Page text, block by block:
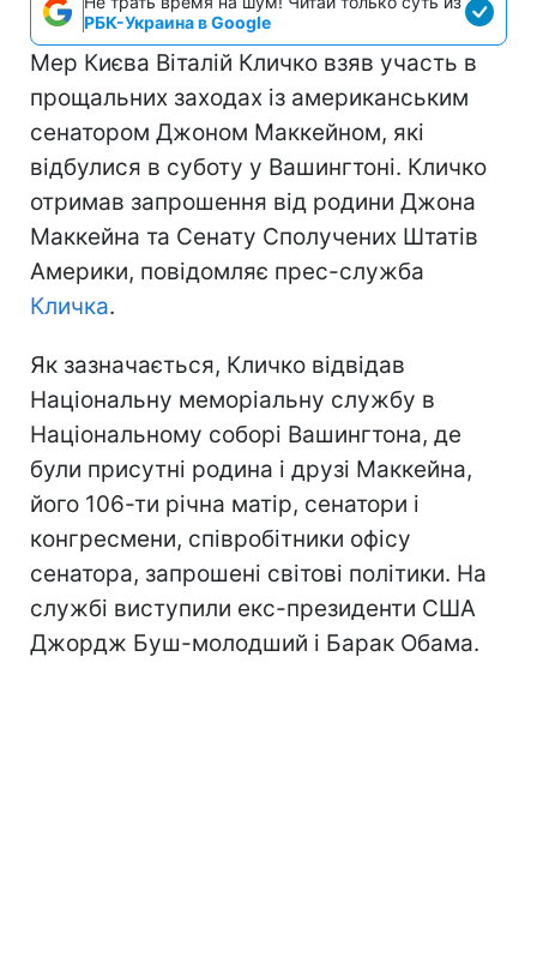
РБК-Украина в Google
Мер Києва Віталій Кличко взяв участь в
прощальних заходах із американським
сенатором Джоном Маккейном, які
відбулися в суботу у Вашингтоні. Кличко
отримав запрошення від родини Джона
Маккейна та Сенату Сполучених Штатів
Америки, повідомляє прес-служба
Кличка.
Як зазначається, Кличко відвідав
Національну меморіальну службу в
Національному соборі Вашингтона, де
були присутні родина і друзі Маккейна,
його 106-ти річна матір, сенатори і
конгресмени, співробітники офісу
сенатора, запрошені світові політики. На
службі виступили екс-президенти США
Джордж Буш-молодший і Барак Обама.